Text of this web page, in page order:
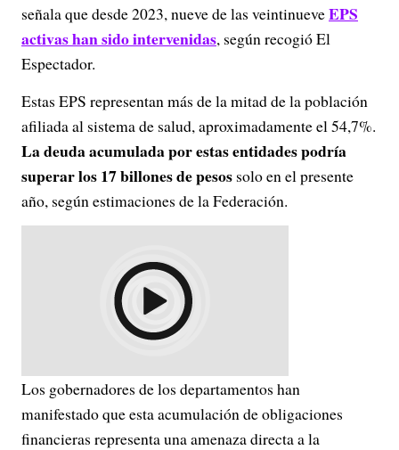
señala que desde 2023, nueve de las veintinueveEPS
activas han sido intervenidas, según recogió El
Espectador.
Estas EPS representan más de la mitad de la población
afiliada al sistema de salud, aproximadamente el 54,7%.
La deuda acumulada por estas entidades podría
superar los 17 billones de pesos solo en el presente
año, según estimaciones de la Federación.
Los gobernadores de los departamentos han
manifestado que esta acumulación de obligaciones
financieras representa una amenaza directa a la